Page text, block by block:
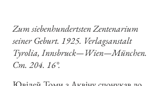
Zum siebenhundertsten Zentenarium
seiner Geburt. 1925. Verlagsanstalt
Tyrolia, Innsbruck—Wien—München.
Ст. 204. 16°.